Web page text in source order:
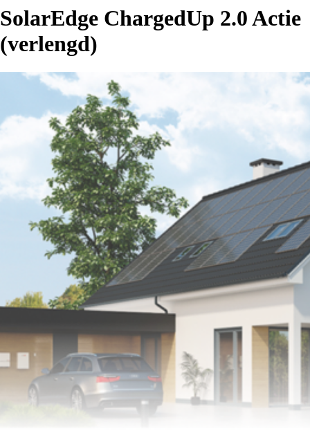
SolarEdge ChargedUp 2.0 Actie
(verlengd)